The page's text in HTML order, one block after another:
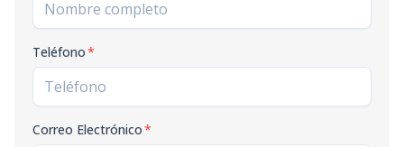
Teléfono*
Correo Electrónico*